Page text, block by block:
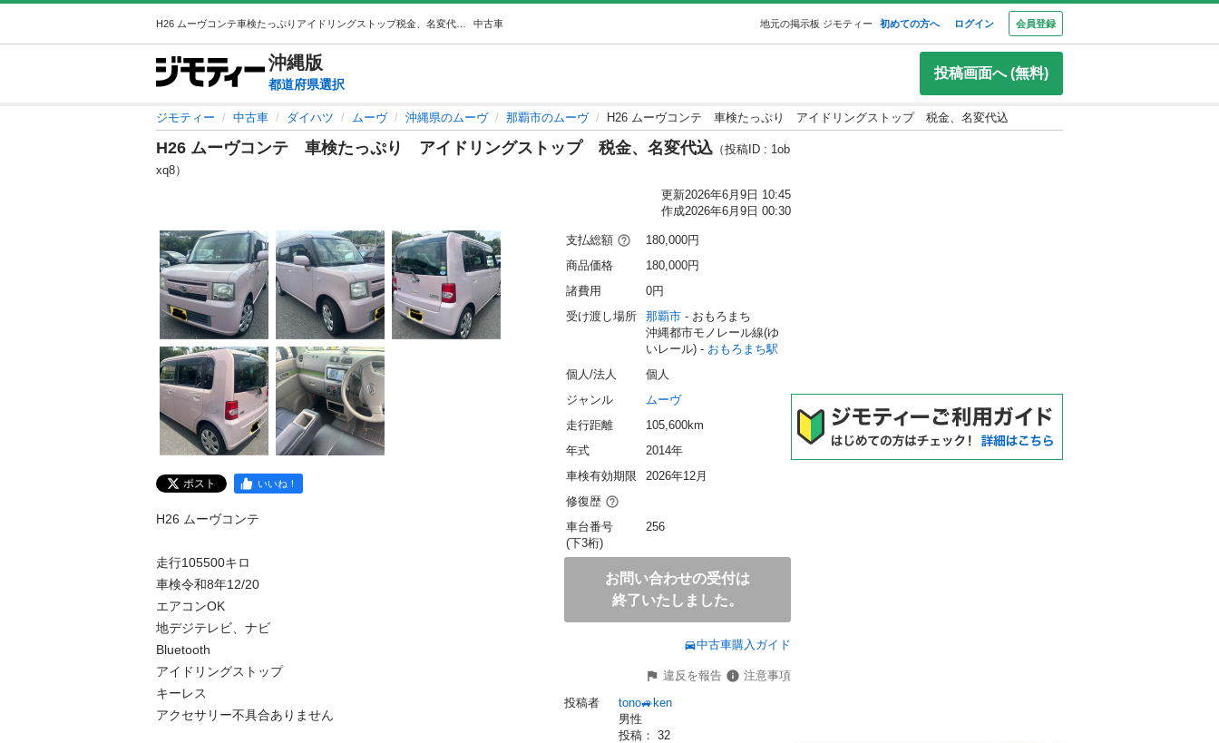
中古車 地元の掲示板 ジモティー 初めての方へ ログイン 会員登録
沖縄版
都道府県選択
投稿画面へ (無料)
ジモティー 中古車 ダイハツ ムーヴ 沖縄県のムーヴ 那覇市のムーヴ H26 ムーヴコンテ 車検たっぷり アイドリングストップ 税金、名変代込
H26 ムーヴコンテ 車検たっぷり アイドリングストップ 税金、名変代込 （投稿ID : 1ob
xq8）
更新2026年6月9日 10:45
作成2026年6月9日 00:30
ポスト いいね！
H26 ムーヴコンテ
走行105500キロ
車検令和8年12/20
エアコンOK
地デジテレビ、ナビ
Bluetooth
アイドリングストップ
キーレス
アクセサリー不具合ありません
支払総額
180,000円
商品価格
180,000円
諸費用
0円
受け渡し場所
那覇市 - おもろまち
沖縄都市モノレール線(ゆ
いレール) - おもろまち駅
個人/法人
個人
ジャンル
ムーヴ
走行距離
105,600km
年式
2014年
車検有効期限
2026年12月
修復歴
車台番号
(下3桁)
256
お問い合わせの受付は
終了いたしました。
中古車購入ガイド
違反を報告
注意事項
投稿者
tono🚙ken
男性
投稿： 32